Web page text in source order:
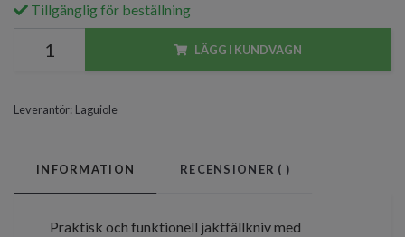
Tillgänglig för beställning
LÄGG I KUNDVAGN
Leverantör: Laguiole
INFORMATION RECENSIONER ( )
Praktisk och funktionell jaktfällkniv med